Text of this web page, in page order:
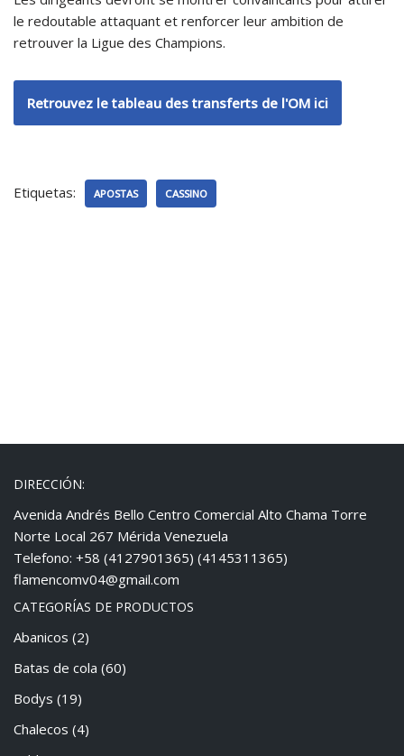
le redoutable attaquant et renforcer leur ambition de
retrouver la Ligue des Champions.
Retrouvez le tableau des transferts de l'OM ici
Etiquetas: APOSTAS CASSINO
DIRECCIÓN:
Avenida Andrés Bello Centro Comercial Alto Chama Torre
Norte Local 267 Mérida Venezuela
Telefono: +58 (4127901365) (4145311365)
flamencomv04@gmail.com
CATEGORÍAS DE PRODUCTOS
Abanicos (2)
Batas de cola (60)
Bodys (19)
Chalecos (4)